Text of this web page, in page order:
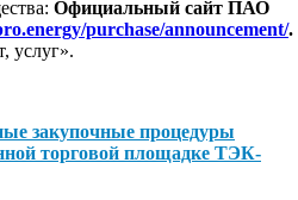
Официальный сайт ПАО
purchase/announcement/.
услуг».
закупочные процедуры
торговой площадке ТЭК-